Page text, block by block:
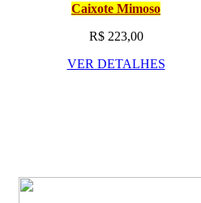
Caixote Mimoso
R$ 223,00
VER DETALHES